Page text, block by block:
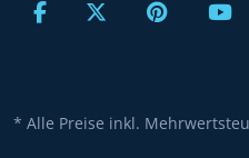
* Alle Preise inkl.